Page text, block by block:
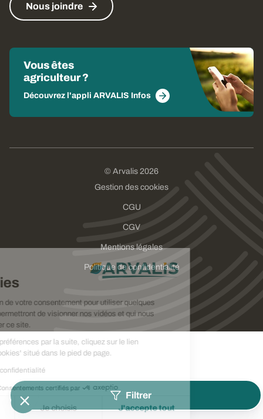
vos cookies
Nous avons besoin de votre consentement pour utiliser quelques
cookies qui vous permettront de visionner nos vidéos et qui nous
aideront à améliorer ce site.
Pour modifier vos préférences par la suite, cliquez sur le lien
'Préférences de cookies' situé dans le pied de page.
Lire la politique de confidentialité
Consentements certifiés par
Je refuse Je choisis J'accepte tout
Filtrer
Nous joindre
Vous êtes
agriculteur ?
Découvrez l'appli ARVALIS Infos
© Arvalis 2026
Gestion des cookies
CGU
CGV
Mentions légales
Politique de confidentialité